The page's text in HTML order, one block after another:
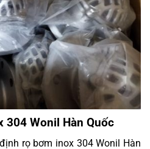
304 Wonil Hàn Quốc
rọ bơm inox 304 Wonil Hàn